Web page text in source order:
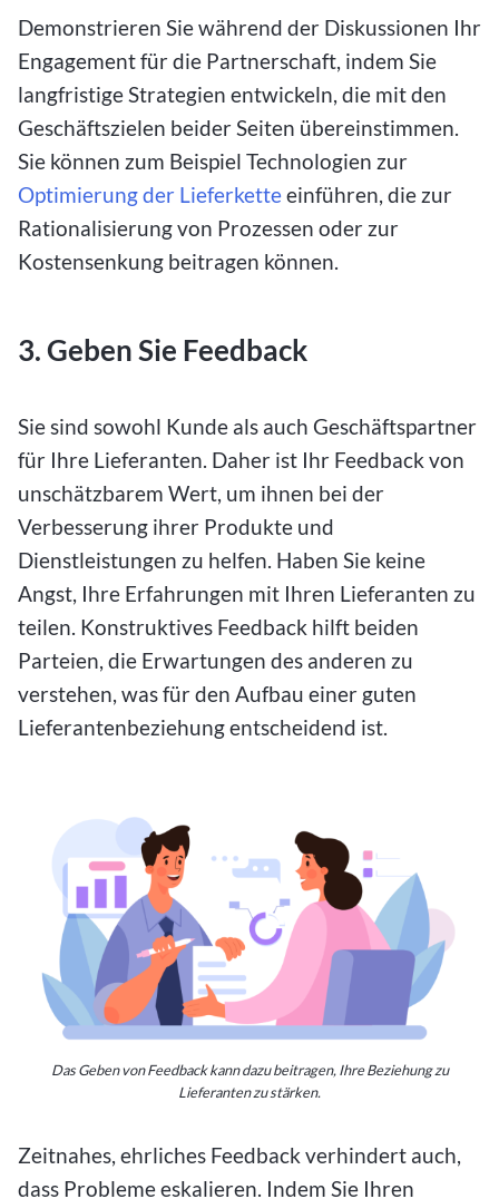
Demonstrieren Sie während der Diskussionen Ihr
Engagement für die Partnerschaft, indem Sie
langfristige Strategien entwickeln, die mit den
Geschäftszielen beider Seiten übereinstimmen.
Sie können zum Beispiel Technologien zur
Optimierung der Lieferketteeinführen, die zur
Rationalisierung von Prozessen oder zur
Kostensenkung beitragen können.
3. Geben Sie Feedback
Sie sind sowohl Kunde als auch Geschäftspartner
für Ihre Lieferanten. Daher ist Ihr Feedback von
unschätzbarem Wert, um ihnen bei der
Verbesserung ihrer Produkte und
Dienstleistungen zu helfen. Haben Sie keine
Angst, Ihre Erfahrungen mit Ihren Lieferanten zu
teilen. Konstruktives Feedback hilft beiden
Parteien, die Erwartungen des anderen zu
verstehen, was für den Aufbau einer guten
Lieferantenbeziehung entscheidend ist.
Das Geben von Feedback kann dazu beitragen, Ihre Beziehung zu
Lieferanten zu stärken.
Zeitnahes, ehrliches Feedback verhindert auch,
dass Probleme eskalieren. Indem Sie Ihren